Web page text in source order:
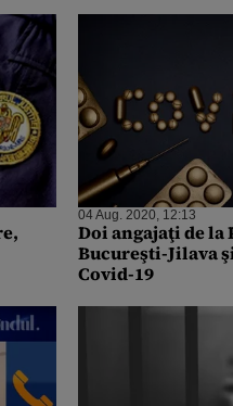
04 Aug. 2020, 12:13
Doi angajaţi de
Bucureşti-Jilava
Covid-19